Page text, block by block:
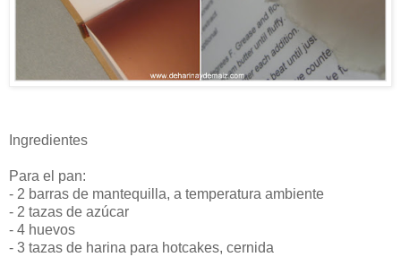
Ingredientes
Para el pan:
- 2 barras de mantequilla, a temperatura ambiente
- 2 tazas de azúcar
- 4 huevos
- 3 tazas de harina para hotcakes, cernida